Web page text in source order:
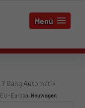
Menü
7 Gang Automatik
- Europa, Neuwagen